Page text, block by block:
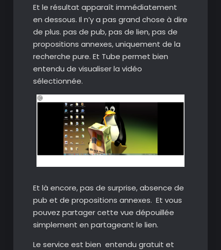
Et le résultat apparaît immédiatement
en dessous. Il n’y a pas grand chose à dire
de plus. pas de pub, pas de lien, pas de
propositions annexes, uniquement de la
recherche pure. Et Tube permet bien
entendu de visualiser la vidéo
sélectionnée.
Et là encore, pas de surprise, absence de
pub et de propositions annexes. Et vous
pouvez partager cette vue dépouillée
simplement en partageant le lien.
Le service est bien entendu gratuit et